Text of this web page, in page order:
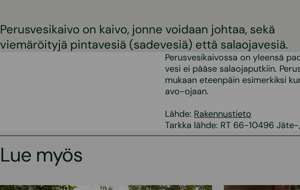
Perusvesikaivo on kaivo, jonne voidaan johtaa, sekä
viemäröityjä pintavesiä (sadevesiä) että salaojavesiä.
Perusvesikaivossa on yleensä
vesi ei pääse salaojaputkiin.
mukaan eteenpäin esimerkiksi
avo-ojaan.
Lähde: Rakennustieto
Tarkka lähde: RT 66-10496
Lue myös